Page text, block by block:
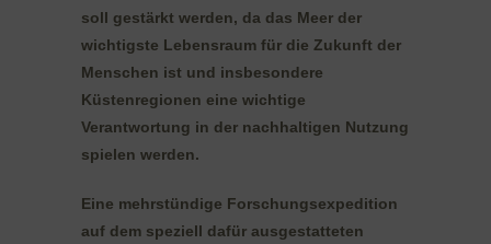
soll gestärkt werden, da das Meer der
wichtigste Lebensraum für die Zukunft der
Menschen ist und insbesondere
Küstenregionen eine wichtige
Verantwortung in der nachhaltigen Nutzung
spielen werden.
Eine mehrstündige Forschungsexpedition
auf dem speziell dafür ausgestatteten